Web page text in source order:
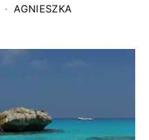
AGNIESZKA